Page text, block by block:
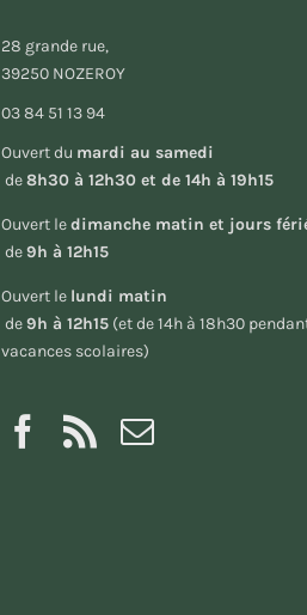
28 grande rue,
39250 NOZEROY
03 84 51 13 94
Ouvert du mardi au samedi
de8h30 à 12h30 et de 14h à 19h15
Ouvert ledimanche matin et jours
de9h à 12h15
Ouvert le lundi matin
de9h à 12h15(et de 14h à 18h30
vacances scolaires)